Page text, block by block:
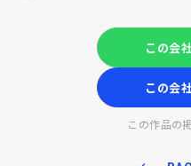
この会
この会
この作品の